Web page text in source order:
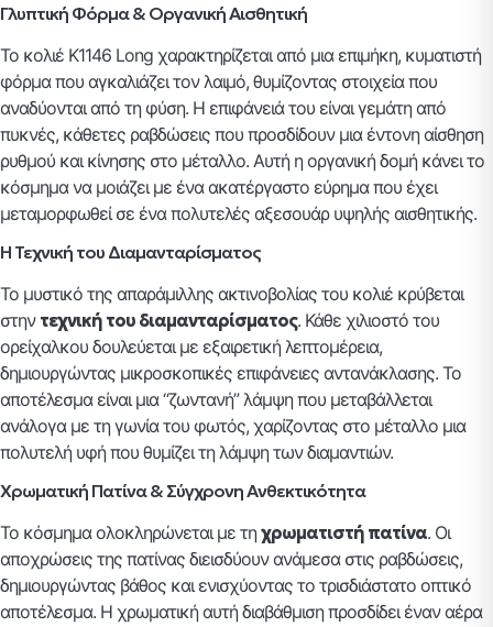
Γλυπτική Φόρμα & Οργανική Αισθητική
Το κολιέ K1146 Long χαρακτηρίζεται από μια επιμήκη, κυματιστή
φόρμα που αγκαλιάζει τον λαιμό, θυμίζοντας στοιχεία που
αναδύονται από τη φύση. Η επιφάνειά του είναι γεμάτη από
πυκνές, κάθετες ραβδώσεις που προσδίδουν μια έντονη αίσθηση
ρυθμού και κίνησης στο μέταλλο. Αυτή η οργανική δομή κάνει το
κόσμημα να μοιάζει με ένα ακατέργαστο εύρημα που έχει
μεταμορφωθεί σε ένα πολυτελές αξεσουάρ υψηλής αισθητικής.
Η Τεχνική του Διαμανταρίσματος
Το μυστικό της απαράμιλλης ακτινοβολίας του κολιέ κρύβεται
στην τεχνική του διαμανταρίσματος. Κάθε χιλιοστό του
ορείχαλκου δουλεύεται με εξαιρετική λεπτομέρεια,
δημιουργώντας μικροσκοπικές επιφάνειες αντανάκλασης. Το
αποτέλεσμα είναι μια “ζωντανή” λάμψη που μεταβάλλεται
ανάλογα με τη γωνία του φωτός, χαρίζοντας στο μέταλλο μια
πολυτελή υφή που θυμίζει τη λάμψη των διαμαντιών.
Χρωματική Πατίνα & Σύγχρονη Ανθεκτικότητα
Το κόσμημα ολοκληρώνεται με τηχρωματιστή πατίνα. Οι
αποχρώσεις της πατίνας διεισδύουν ανάμεσα στις ραβδώσεις,
δημιουργώντας βάθος και ενισχύοντας το τρισδιάστατο οπτικό
αποτέλεσμα. Η χρωματική αυτή διαβάθμιση προσδίδει έναν αέρα